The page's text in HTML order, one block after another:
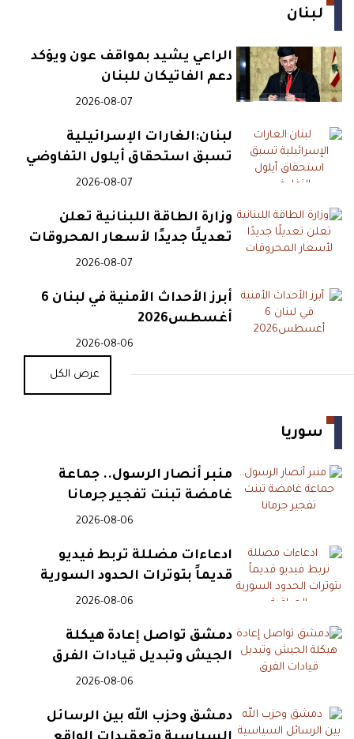
تعديلًا جديدًا لأسعار المحروقات
10:10
مأساة في مدرسة تايلاندية..
قتيلان و15 جريحاً بإطلاق نار
ترامب يأمر بملاحقة مسربي
معلومات الذخيرة الأميركية
ويعتقل العشرات في قلنديا
ترامب يرجح اتفاقاً قريباً بشأن
هرمز ويجدد التهديد العسكري
فخ الوظائف الوهمية يحول
الحوثيون ينقلون المواجهة إلى
نجران بعد ضرب معسكرات اليمن
أبرز الأحداث الأمنية في غزة
والضفة الغربية 6 أغسطس2026
لبنان
الراعي يشيد بمواقف عون ويؤكد
دعم الفاتيكان للبنان
2026-08-07
لبنان:الغارات الإسرائيلية
تسبق استحقاق أيلول التفاوضي
2026-08-07
وزارة الطاقة اللبنانية تعلن
تعديلًا جديدًا لأسعار المحروقات
2026-08-07
أبرز الأحداث الأمنية في لبنان 6
أغسطس2026
2026-08-06
عرض الكل
سوريا
منبر أنصار الرسول.. جماعة
غامضة تبنت تفجير جرمانا
2026-08-06
ادعاءات مضللة تربط فيديو
قديماً بتوترات الحدود السورية
2026-08-06
دمشق تواصل إعادة هيكلة
الجيش وتبديل قيادات الفرق
2026-08-06
دمشق وحزب الله بين الرسائل